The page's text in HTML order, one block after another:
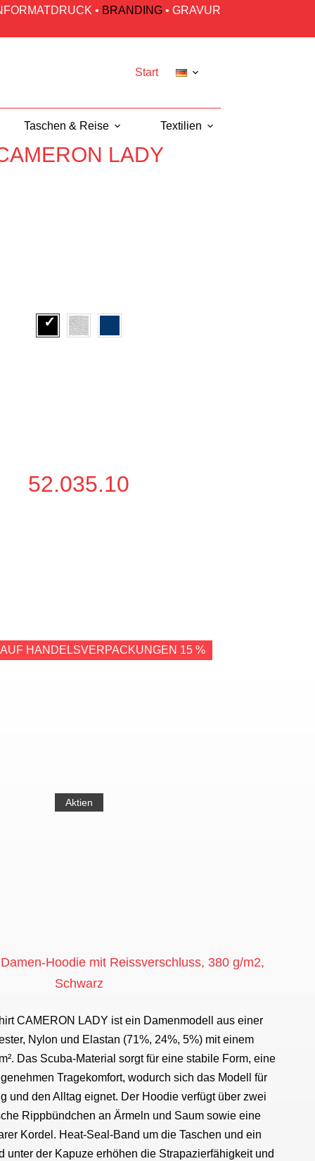
• BRANDING• GRAVUR
Start
Taschen & Reise Textilien
LADY
52.035.10
HANDELSVERPACKUNGEN 15 %
Aktien
Hoodie mit Reissverschluss, 380 g/m2,
Schwarz
CAMERON LADY ist ein Damenmodell aus einer
Nylon und Elastan (71%, 24%, 5%) mit einem
Das Scuba-Material sorgt für eine stabile Form, eine
Tragekomfort, wodurch sich das Modell für
und den Alltag eignet. Der Hoodie verfügt über zwei
Rippbündchen an Ärmeln und Saum sowie eine
Kordel. Heat-Seal-Band um die Taschen und ein
unter der Kapuze erhöhen die Strapazierfähigkeit und